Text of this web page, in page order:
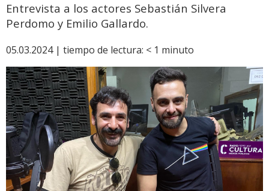
Entrevista a los actores Sebastián Silvera
Perdomo y Emilio Gallardo.
05.03.2024 | tiempo de lectura: < 1 minuto